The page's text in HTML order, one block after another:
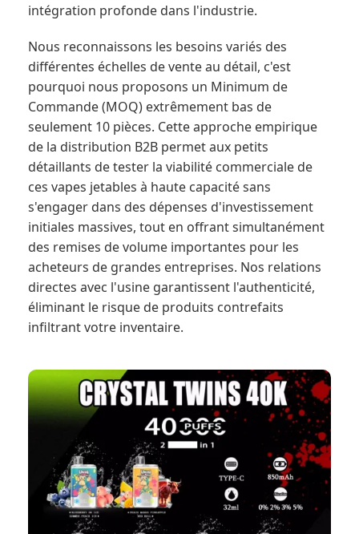
intégration profonde dans l'industrie.
Nous reconnaissons les besoins variés des
différentes échelles de vente au détail, c'est
pourquoi nous proposons un Minimum de
Commande (MOQ) extrêmement bas de
seulement 10 pièces. Cette approche empirique
de la distribution B2B permet aux petits
détaillants de tester la viabilité commerciale de
ces vapes jetables à haute capacité sans
s'engager dans des dépenses d'investissement
initiales massives, tout en offrant simultanément
des remises de volume importantes pour les
acheteurs de grandes entreprises. Nos relations
directes avec l'usine garantissent l'authenticité,
éliminant le risque de produits contrefaits
infiltrant votre inventaire.